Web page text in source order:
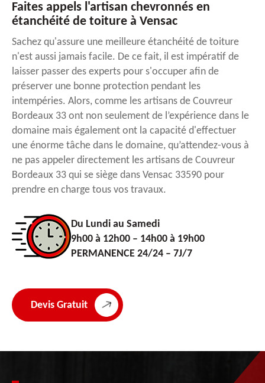
Faites appels l'artisan chevronnés en
étanchéité de toiture à Vensac
Sachez qu'assure une meilleure étanchéité de toiture
n'est aussi jamais facile. De ce fait, il est impératif de
laisser passer des experts pour s'occuper afin de
préserver une bonne protection pendant les
intempéries. Alors, comme les artisans de Couvreur
Bordeaux 33 ont non seulement de l’expérience dans le
domaine mais également ont la capacité d'effectuer
une énorme tâche dans le domaine, qu’attendez-vous à
ne pas appeler directement les artisans de Couvreur
Bordeaux 33 qui se siège dans Vensac 33590 pour
prendre en charge tous vos travaux.
Du Lundi au Samedi
9h00 à 12h00 – 14h00 à 19h00
PERMANENCE 24/24 – 7J/7
Devis Gratuit